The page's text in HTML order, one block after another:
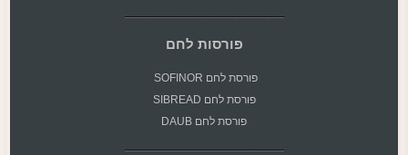
פורסות לחם
פורסת לחם SOFINOR
פורסת לחם SIBREAD
פורסת לחם DAUB